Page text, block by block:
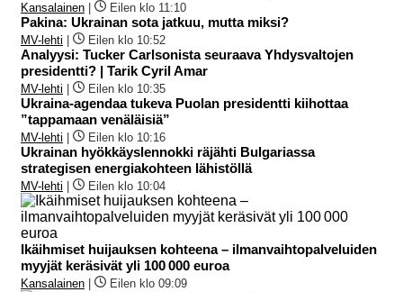
Kansalainen Eilen klo 11:10
Pakina: Ukrainan sota jatkuu, mutta miksi?
MV-lehti Eilen klo 10:52
Analyysi: Tucker Carlsonista seuraava Yhdysvaltojen
presidentti? | Tarik Cyril Amar
MV-lehti Eilen klo 10:35
Ukraina-agendaa tukeva Puolan presidentti kiihottaa
”tappamaan venäläisiä”
MV-lehti Eilen klo 10:16
Ukrainan hyökkäyslennokki räjähti Bulgariassa
strategisen energiakohteen lähistöllä
MV-lehti Eilen klo 10:04
Ikäihmiset huijauksen kohteena – ilmanvaihtopalveluiden
myyjät keräsivät yli 100 000 euroa
Kansalainen Eilen klo 09:09